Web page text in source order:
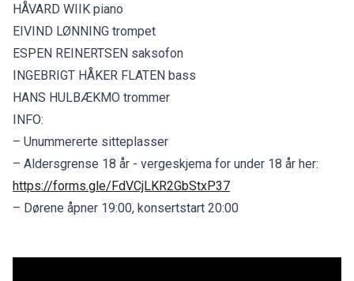
HÅVARD WIIK piano
EIVIND LØNNING trompet
ESPEN REINERTSEN saksofon
INGEBRIGT HÅKER FLATEN bass
HANS HULBÆKMO trommer
INFO:
– Unummererte sitteplasser
– Aldersgrense 18 år - vergeskjema for under 18 år her:
https://forms.gle/FdVCjLKR2GbStxP37
– Dørene åpner 19:00, konsertstart 20:00